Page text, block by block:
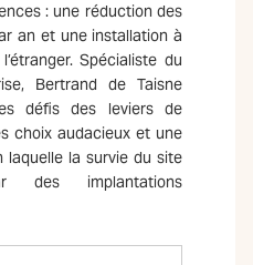
: une réduction des
an et une installation à
Spécialiste du
Bertrand de Taisne
défis des leviers de
choix audacieux et une
laquelle la survie du site
des implantations